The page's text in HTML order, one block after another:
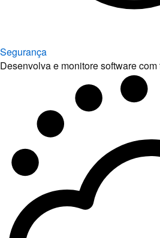
Segurança
Desenvolva e monitore software